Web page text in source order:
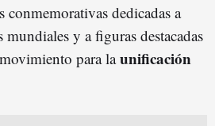
conmemorativas dedicadas a
y a figuras destacadas
para launificación